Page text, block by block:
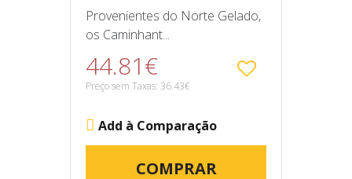
Provenientes do Norte Gelado,
os Caminhant...
44.81€
Preço sem Taxas: 36.43€
Add à Comparação
COMPRAR